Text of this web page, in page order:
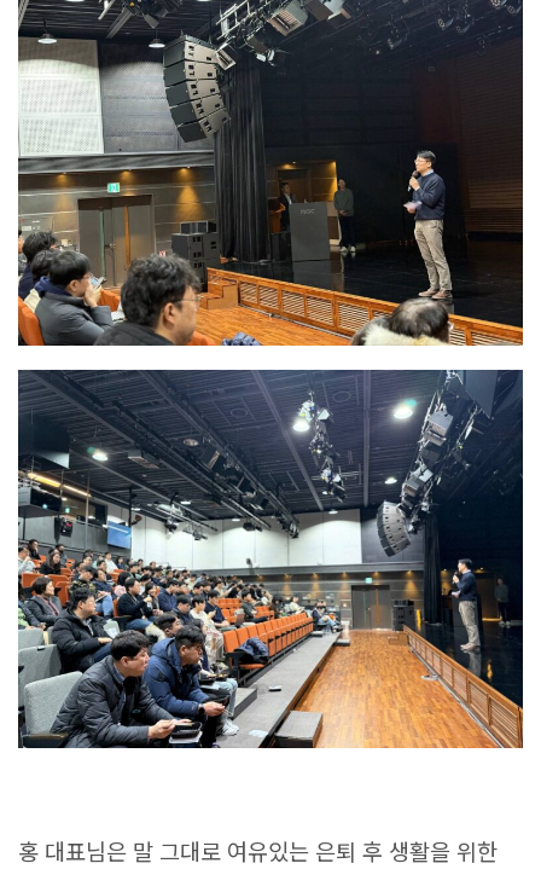
홍 대표님은 말 그대로 여유있는 은퇴 후 생활을 위한